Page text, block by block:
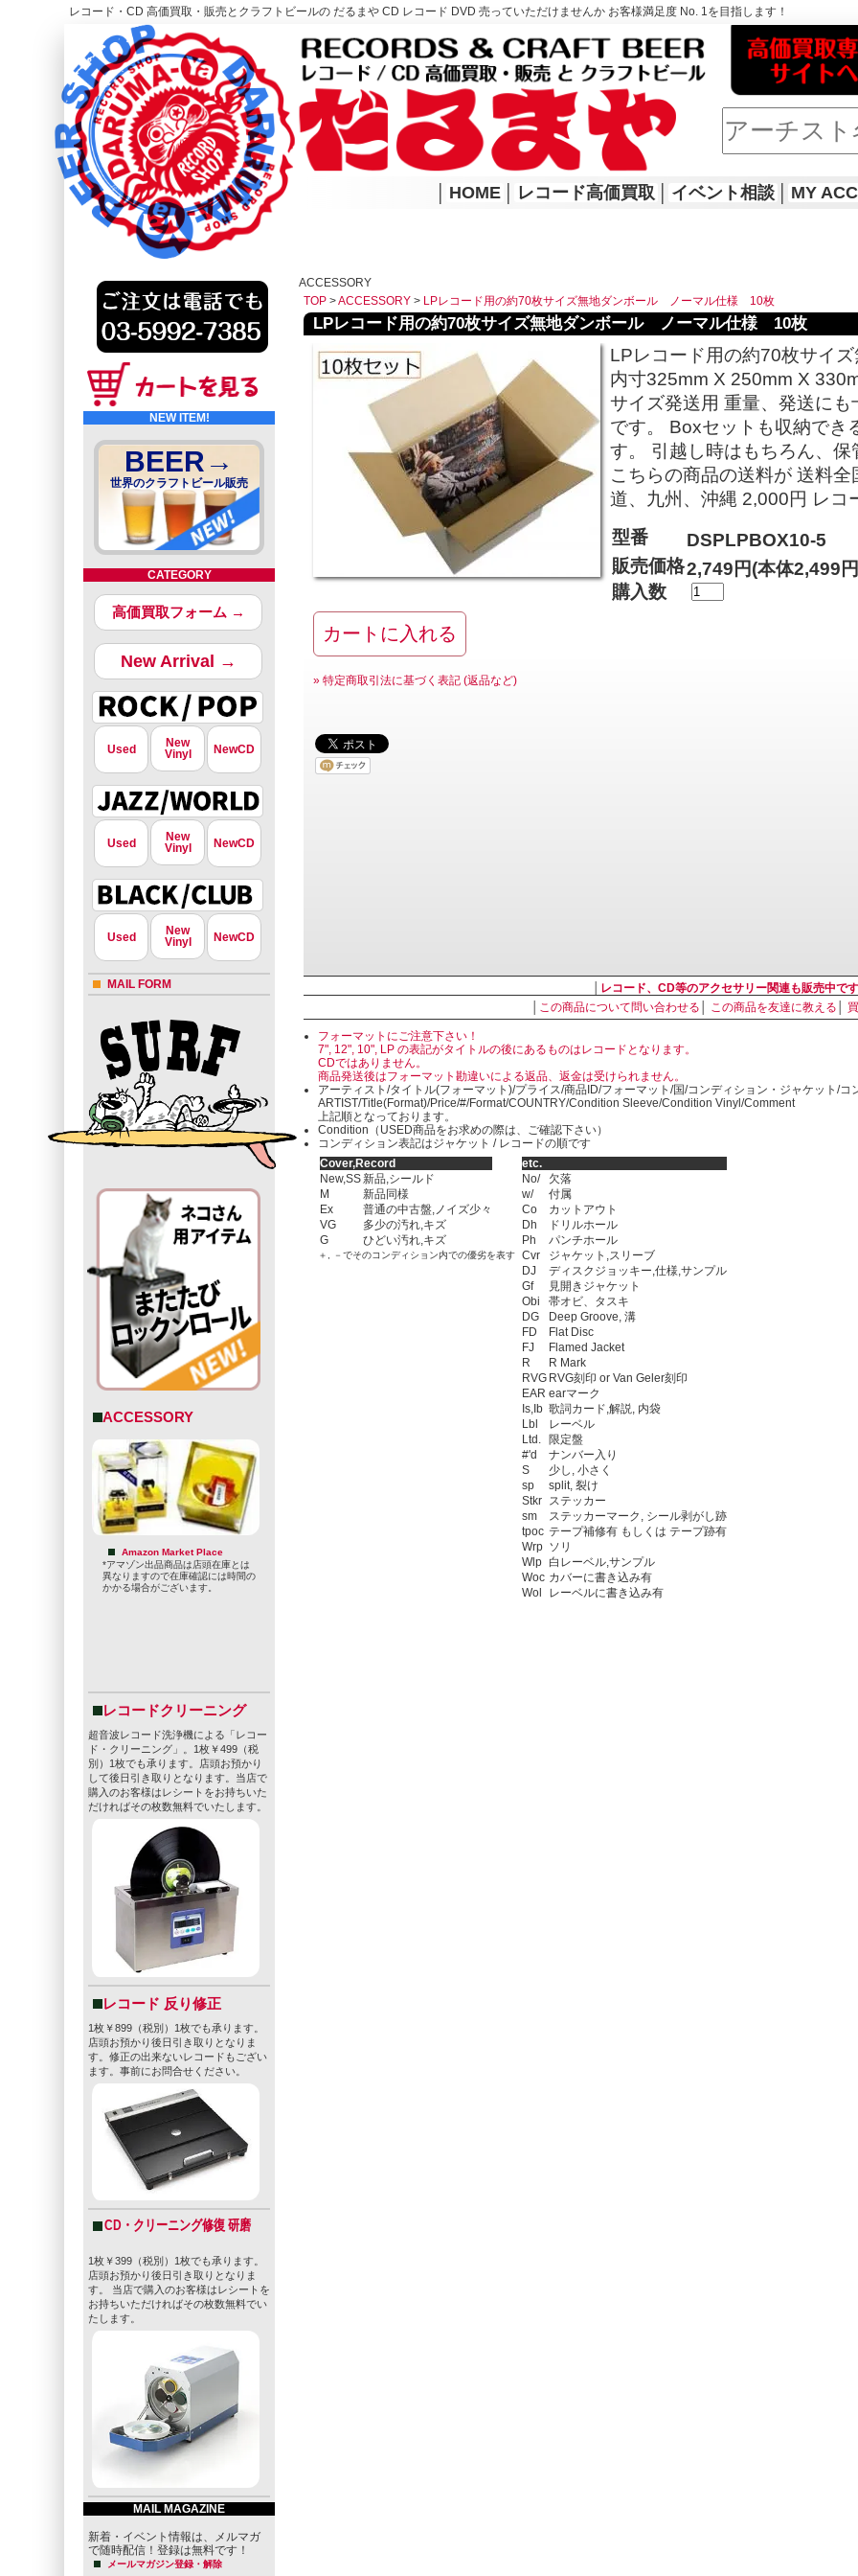
レコード・CD 高価買取・販売とクラフトビールの だるまや CD レコード DVD 売っていただけませんか お客様満足度 No. 1を目指します！
レコード高価買取はこちら
HOME
HOME レコード高価買取 イベント相談 MY
NEW ITEM!
BEER→
世界のクラフトビール販売
CATEGORY
高価買取フォーム →
New Arrival →
Used
New
Vinyl
NewCD
Used
New
Vinyl
NewCD
Used
New
Vinyl
NewCD
MAIL FORM
ACCESSORY
Amazon Market Place
*アマゾン出品商品は店頭在庫とは
異なりますので在庫確認には時間の
かかる場合がございます。
レコードクリーニング
超音波レコード洗浄機による「レコー
ド・クリーニング」。1枚￥499（税
別）1枚でも承ります。店頭お預かり
して後日引き取りとなります。当店で
購入のお客様はレシートをお持ちいた
だければその枚数無料でいたします。
レコード 反り修正
1枚￥899（税別）1枚でも承ります。
店頭お預かり後日引き取りとなりま
す。修正の出来ないレコードもござい
ます。事前にお問合せください。
CD・クリーニング修復 研磨
1枚￥399（税別）1枚でも承ります。
店頭お預かり後日引き取りとなりま
す。 当店で購入のお客様はレシートを
お持ちいただければその枚数無料でい
たします。
MAIL MAGAZINE
新着・イベント情報は、メルマガ
で随時配信！登録は無料です！
メールマガジン登録・解除
ACCESSORY
TOP >ACCESSORY > LPレコード用の約70枚サイズ無地ダンボール ノーマル仕様 10枚
LPレコード用の約70枚サイズ無地ダンボール ノーマル仕様 10枚
LPレコード用の約70枚サイ
内寸325mm X 250mm X
サイズ発送用 重量、発送に
です。 Boxセットも収納でき
す。 引越し時はもちろん、保
こちらの商品の送料が 送料
道、九州、沖縄 2,000円 レコ
型番
DSPLPBOX10-5
販売価格2,749円(本体2,499
購入数
» 特定商取引法に基づく表記 (返品など)
レコード、CD等のアクセサリー関連も販売中です
この商品について問い合わせる この商品を友達に教える
フォーマットにご注意下さい！
7", 12", 10", LP の表記がタイトルの後にあるものはレコードとなります。
CDではありません。
商品発送後はフォーマット勘違いによる返品、返金は受けられません。
アーティスト/タイトル(フォーマット)/プライス/商品ID/フォーマット/国/コンディション・ジャケット/コ
ARTIST/Title(Format)/Price/#/Format/COUNTRY/Condition Sleeve/Condition Vinyl/Comment
上記順となっております。
Condition（USED商品をお求めの際は、ご確認下さい）
コンディション表記はジャケット / レコードの順です
Cover,Record
New,SS新品,シールド
M
新品同様
Ex
普通の中古盤,ノイズ少々
VG
多少の汚れ,キズ
G
ひどい汚れ,キズ
＋, －でそのコンディション内での優劣を表す
etc.
No/
欠落
w/
付属
Co
カットアウト
Dh
ドリルホール
Ph
パンチホール
Cvr
ジャケット,スリーブ
DJ
ディスクジョッキー,仕様,サンプル
Gf
見開きジャケット
Obi
帯オビ、タスキ
DG
Deep Groove, 溝
FD
Flat Disc
FJ
Flamed Jacket
R
R Mark
RVG RVG刻印 or Van Geler刻印
EAR earマーク
Is,Ib 歌詞カード,解説, 内袋
Lbl
レーベル
Ltd.
限定盤
#'d
ナンバー入り
S
少し, 小さく
sp
split, 裂け
Stkr ステッカー
sm
ステッカーマーク, シール剥がし跡
tpoc テープ補修有 もしくは テープ跡有
Wrp ソリ
Wlp 白レーベル,サンプル
Woc カバーに書き込み有
Wol
レーベルに書き込み有